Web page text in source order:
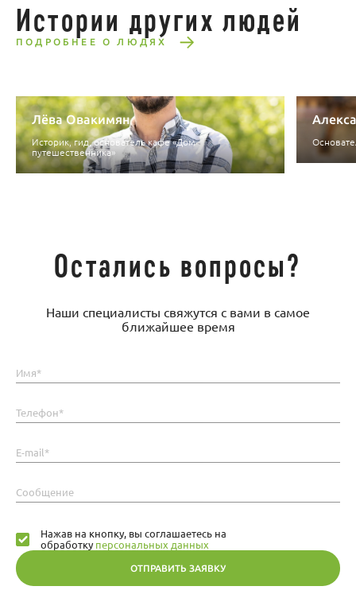
Истории других людей
ПОДРОБНЕЕ О ЛЮДЯХ
Лёва Овакимян
Историк, гид, основатель кафе «Дом
путешественника»
Остались вопросы?
Наши специалисты свяжутся с вами в самое
ближайшее время
Имя*
Телефон*
E-mail*
Сообщение
ОТПРАВИТЬ ЗАЯВКУ
Нажав на кнопку, вы соглашаетесь на
обработкуперсональных данных